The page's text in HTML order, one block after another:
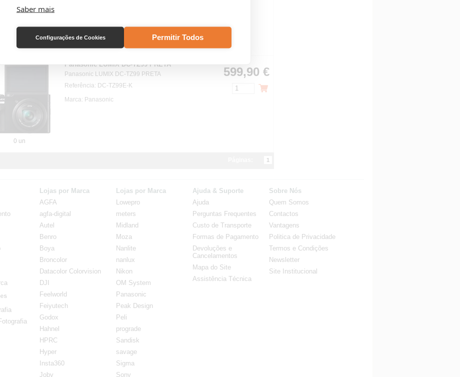
Saber mais
Configurações de Cookies Permitir Todos
2 un
0 un
Panasonic LUMIX DC-TZ99 PRETA
Panasonic LUMIX DC-TZ99 PRETA
Referência: DC-TZ99E-K
Marca: Panasonic
599,90 €
1
Lojas por Marca
AGFA
agfa-digital
Autel
Benro
Boya
Broncolor
Datacolor Colorvision
DJI
Feelworld
Feiyutech
Godox
Hahnel
HPRC
Hyper
Insta360
Joby
Lojas por Marca
Lowepro
meters
Midland
Moza
Nanlite
nanlux
Nikon
OM System
Panasonic
Peak Design
Peli
prograde
Sandisk
savage
Sigma
Sony
Ajuda & Suporte
Ajuda
Perguntas Frequentes
Custo de Transporte
Formas de Pagamento
Devoluções e
Cancelamentos
Mapa do Site
Assistência Técnica
Sobre Nós
Quem Somos
Contactos
Vantagens
Politica de Privacidade
Termos e Condições
Newsletter
Site Institucional